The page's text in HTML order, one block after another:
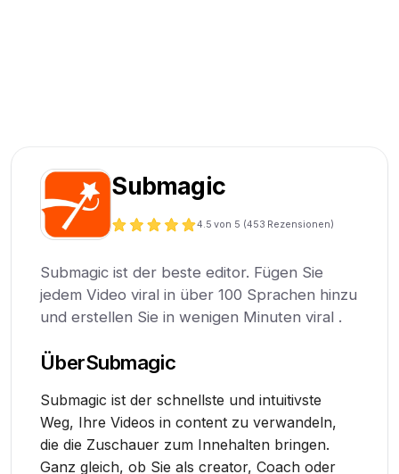
Submagic
4.5 von 5 (453 Rezensionen)
Submagic ist der beste editor. Fügen Sie
jedem Video viral in über 100 Sprachen hinzu
und erstellen Sie in wenigen Minuten viral .
ÜberSubmagic
Submagic ist der schnellste und intuitivste
Weg, Ihre Videos in content zu verwandeln,
die die Zuschauer zum Innehalten bringen.
Ganz gleich, ob Sie als creator, Coach oder